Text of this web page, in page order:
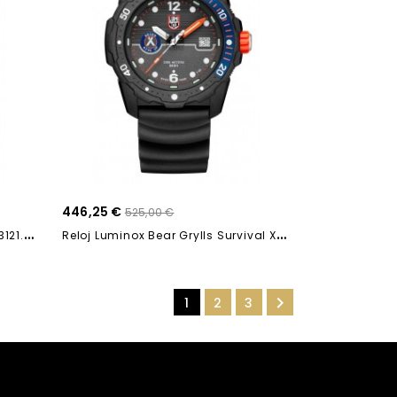
R
Eloj Luminox PACIFIC DIVER XS.3121.B0 44mm
446,25 € 525,00 €
R
Eloj Luminox Bear Grylls Survival XB.3723 42mm
1 2 3 